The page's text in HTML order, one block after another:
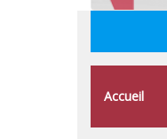
Accueil